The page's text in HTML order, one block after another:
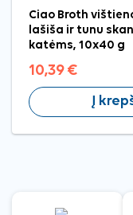
Ciao Broth
lašiša ir tunu
katėms, 10x40 g
10,39 €
Į